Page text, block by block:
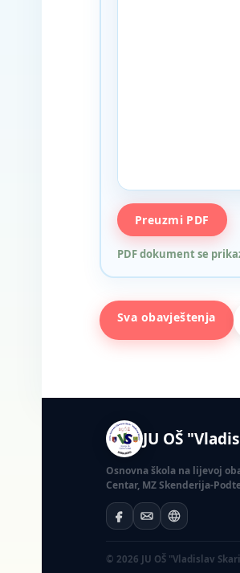
PDF pregled nije
Preuzmi PDF
PDF dokument se
Sva obavještenja
JU OŠ
Osnovna škola na lijevoj
Centar, MZ Skenderija-
© 2026 JU OŠ "Vladislav